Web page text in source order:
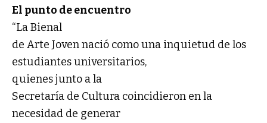
El punto de encuentro
“La Bienal
de Arte Joven nació como una inquietud de los
estudiantes universitarios,
quienes junto a la
Secretaría de Cultura coincidieron en la
necesidad de generar